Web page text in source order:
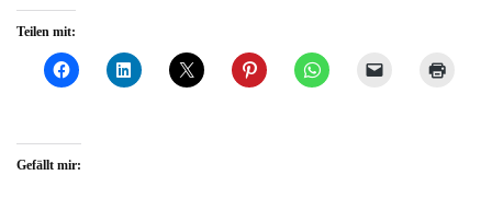
Teilen mit:
Gefällt mir: